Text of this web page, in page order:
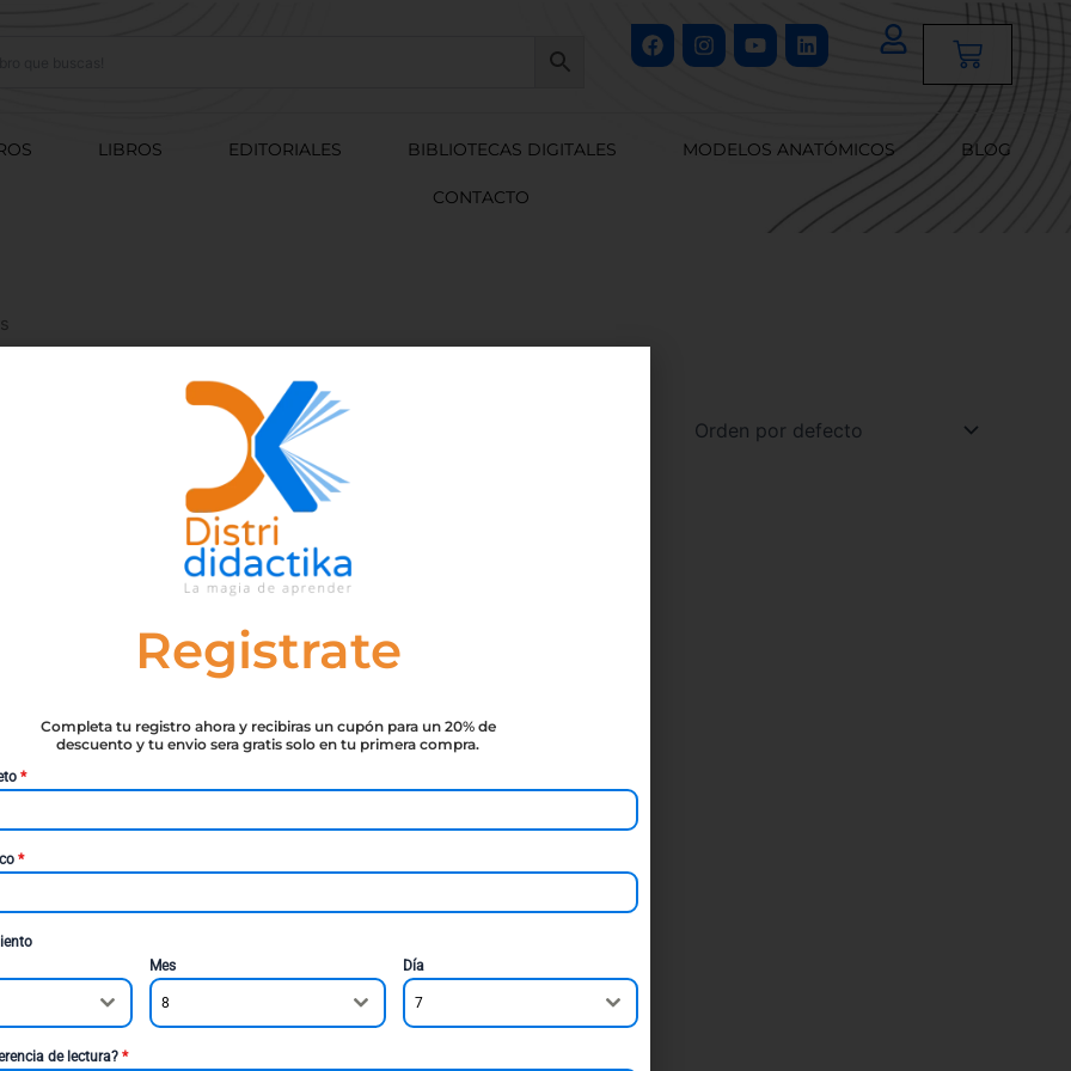
FacebookInstagram
YoutubeLinkedin
Cart
LIBROS EDITORIALES BIBLIOTECAS DIGITALES MODELOS ANATÓMICOS BLOG
CONTACTO
Registrate
Completa tu registro ahora y recibiras un cupón para un 20% de
descuento y tu envio sera gratis solo en tu primera compra.
*
*
Mes
8
Día
7
de lectura? *